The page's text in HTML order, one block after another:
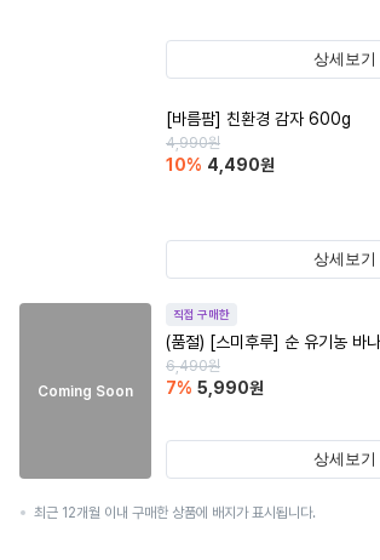
상세보기
[바름팜] 친환경 감자 600g
4,990원
10% 4,490원
상세보기
Coming Soon
직접 구매한
(품절) [스미후루] 순 유기농 바
6,490원
7% 5,990원
상세보기
최근 12개월 이내 구매한 상품에 배지가 표시됩니다.